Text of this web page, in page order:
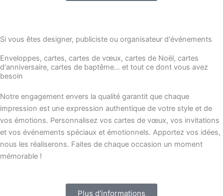
Si vous êtes designer, publiciste ou organisateur d'événements
Enveloppes, cartes, cartes de vœux, cartes de Noël, cartes
d'anniversaire, cartes de baptême... et tout ce dont vous avez
besoin
Notre engagement envers la qualité garantit que chaque
impression est une expression authentique de votre style et de
vos émotions. Personnalisez vos cartes de vœux, vos invitations
et vos événements spéciaux et émotionnels. Apportez vos idées,
nous les réaliserons. Faites de chaque occasion un moment
mémorable !
Plus d'informations